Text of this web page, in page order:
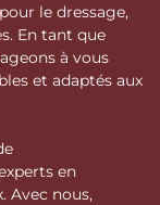
le dressage,
En tant que
à vous
et adaptés aux
en
Avec nous,